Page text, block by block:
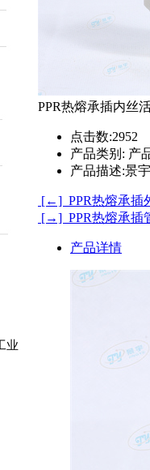
PPR热熔承插内丝
点击数:2952
产品类别: 产
产品描述:景
[←] PPR热熔承插
[→] PPR热熔承插
产品详情
业